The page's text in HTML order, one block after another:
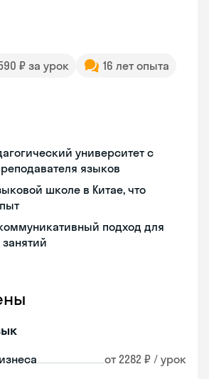
₽ за урок
16 лет опыта
университет с
языков
школе в Китае, что
подход для
от 2282 ₽ / урок